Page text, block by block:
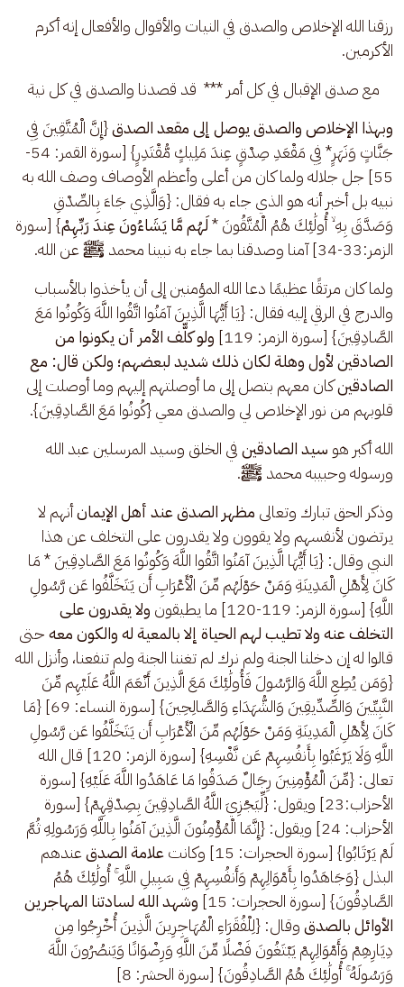
رزقنا الله الإخلاص والصدق في النيات والأقوال والأفعال إنه أكرم
الأكرمين.
مع صدق الإقبال في كل أمر ***  قد قصدنا والصدق في كل نية
وبهذا الإخلاص والصدق يوصل إلى مقعد الصدق {إِنَّ الْمُتَّقِينَ فِي
جَنَّاتٍ وَنَهَرٍ* فِي مَقْعَدِ صِدْقٍ عِندَ مَلِيكٍ مُّقْتَدِرٍ} [سورة القمر: 54-
55] جل جلاله ولما كان من أعلى وأعظم الأوصاف وصف الله به
نبيه بل أخبر أنه هو الذي جاء به فقال: {وَالَّذِي جَاءَ بِالصِّدْقِ
وَصَدَّقَ بِهِ ۙ أُولَٰئِكَ هُمُ الْمُتَّقُونَ * لَهُم مَّا يَشَاءُونَ عِندَ رَبِّهِمْ} [سورة
الزمر:33-34] آمنا وصدقنا بما جاء به نبينا محمد
ﷺ عن الله.
ولما كان مرتقًا عظيمًا دعا الله المؤمنين إلى أن يأخذوا بالأسباب
والدرج في الرقي إليه فقال: {يَا أَيُّهَا الَّذِينَ آمَنُوا اتَّقُوا اللَّهَ وَكُونُوا مَعَ
الصَّادِقِينَ} [سورة الزمر: 119]
ولو كلّّف الأمر أن يكونوا من
الصادقين لأول وهلة لكان ذلك شديد لبعضهم؛ ولكن قال: مع
الصادقين كان معهم بتصل إلى ما أوصلتهم إليهم وما أوصلت إلى
قلوبهم من نور الإخلاص لي والصدق معي {كُونُوا مَعَ الصَّادِقِينَ}.
الله أكبر هو سيد الصادقين في الخلق وسيد المرسلين عبد الله
ورسوله وحبيبه محمد ﷺ.
وذكر الحق تبارك وتعالى مظهر الصدق عند أهل الإيمان أنهم لا
يرتضون لأنفسهم ولا يقوون ولا يقدرون على التخلف عن هذا
النبي وقال: {يَا أَيُّهَا الَّذِينَ آمَنُوا اتَّقُوا اللَّهَ وَكُونُوا مَعَ الصَّادِقِينَ * مَا
كَانَ لِأَهْلِ الْمَدِينَةِ وَمَنْ حَوْلَهُم مِّنَ الْأَعْرَابِ أَن يَتَخَلَّفُوا عَن رَّسُولِ
اللَّهِ} [سورة الزمر: 119-120] ما يطيقون
ولا يقدرون على
التخلف عنه ولا تطيب لهم الحياة إلا بالمعية لهوالكون معه حتى
قالوا له إن دخلنا الجنة ولم نرك لم تغننا الجنة ولم تنفعنا، وأنزل الله
{وَمَن يُطِعِ اللَّهَ وَالرَّسُولَ فَأُولَٰئِكَ مَعَ الَّذِينَ أَنْعَمَ اللَّهُ عَلَيْهِم مِّنَ
النَّبِيِّينَ وَالصِّدِّيقِينَ وَالشُّهَدَاءِ وَالصَّالِحِينَ} [سورة النساء: 69] {مَا
كَانَ لِأَهْلِ الْمَدِينَةِ وَمَنْ حَوْلَهُم مِّنَ الْأَعْرَابِ أَن يَتَخَلَّفُوا عَن رَّسُولِ
اللَّهِ وَلَا يَرْغَبُوا بِأَنفُسِهِمْ عَن نَّفْسِهِ} [سورة الزمر: 120] قال الله
تعالى: {مِّنَ الْمُؤْمِنِينَ رِجَالٌ صَدَقُوا مَا عَاهَدُوا اللَّهَ عَلَيْهِ} [سورة
الأحزاب:23] ويقول: {لِّيَجْزِيَ اللَّهُ الصَّادِقِينَ بِصِدْقِهِمْ} [سورة
الأحزاب: 24]
ويقول: {إِنَّمَا الْمُؤْمِنُونَ الَّذِينَ آمَنُوا بِاللَّهِ وَرَسُولِهِ ثُمَّ
لَمْ يَرْتَابُوا} [سورة الحجرات: 15] وكانت
علامة الصدق عندهم
البذل {وَجَاهَدُوا بِأَمْوَالِهِمْ وَأَنفُسِهِمْ فِي سَبِيلِ اللَّهِ ۚ أُولَٰئِكَ هُمُ
الصَّادِقُونَ} [سورة الحجرات: 15]
وشهد الله لسادتنا المهاجرين
الأوائل بالصدق وقال: {لِلْفُقَرَاءِ الْمُهَاجِرِينَ الَّذِينَ أُخْرِجُوا مِن
دِيَارِهِمْ وَأَمْوَالِهِمْ يَبْتَغُونَ فَضْلًا مِّنَ اللَّهِ وَرِضْوَانًا وَيَنصُرُونَ اللَّهَ
وَرَسُولَهُ ۚ أُولَٰئِكَ هُمُ الصَّادِقُونَ} [سورة الحشر: 8]